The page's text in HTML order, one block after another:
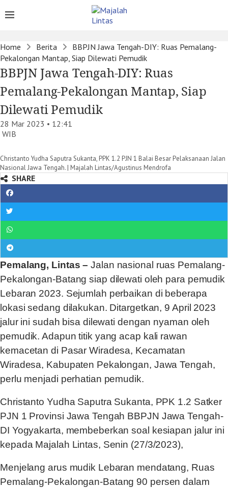
Home Berita
BBPJN Jawa Tengah-DIY: Ruas Pemalang-
Pekalongan Mantap, Siap Dilewati Pemudik
BBPJN Jawa Tengah-DIY: Ruas
Pemalang-Pekalongan Mantap, Siap
Dilewati Pemudik
28 Mar 2023 • 12:41
WIB
Christanto Yudha Saputra Sukanta, PPK 1.2 PJN 1 Balai Besar Pelaksanaan Jalan
Nasional Jawa Tengah. | Majalah Lintas/Agustinus Mendrofa
SHARE
Pemalang, Lintas –Jalan nasional ruas Pemalang-
Pekalongan-Batang siap dilewati oleh para pemudik
Lebaran 2023. Sejumlah perbaikan di beberapa
lokasi sedang dilakukan. Ditargetkan, 9 April 2023
jalur ini sudah bisa dilewati dengan nyaman oleh
pemudik. Adapun titik yang acap kali rawan
kemacetan di Pasar Wiradesa, Kecamatan
Wiradesa, Kabupaten Pekalongan, Jawa Tengah,
perlu menjadi perhatian pemudik.
Christanto Yudha Saputra Sukanta, PPK 1.2 Satker
PJN 1 Provinsi Jawa Tengah BBPJN Jawa Tengah-
DI Yogyakarta, membeberkan soal kesiapan jalur ini
kepada Majalah Lintas, Senin (27/3/2023),
Menjelang arus mudik Lebaran mendatang, Ruas
Pemalang-Pekalongan-Batang 90 persen dalam